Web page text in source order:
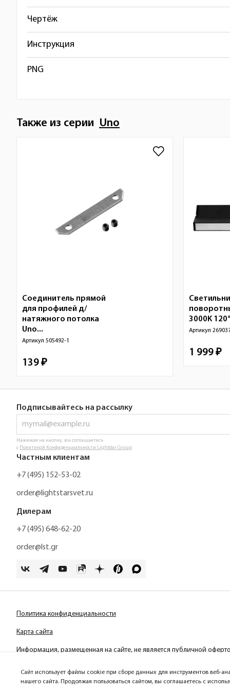
Чертёж
Инструкция
PNG
Также из серии Uno
Соединитель прямой
для профилей д/
натяжного потолка
Uno...
Артикул 505492-1
139 ₽
3000K
Артикул
1 999 ₽
Подписывайтесь на рассылку
Нажимая на кнопку, вы соглашаетесь
с Политикой Конфиденциальности Lightstar Group
Частным клиентам
+7 (495) 152-53-02
order@lightstarsvet.ru
Дилерам
+7 (495) 648-62-20
order@lst.gr
Политика конфиденциальности
Карта сайта
Информация, размещенная на сайте, не является публичной
Сайт использует файлы cookie при сборе данных для инструментов веб-
нашего сайта. Продолжая пользоваться сайтом, вы соглашаетесь с